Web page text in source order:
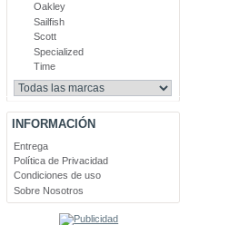
Oakley
Sailfish
Scott
Specialized
Time
INFORMACIÓN
Entrega
Política de Privacidad
Condiciones de uso
Sobre Nosotros